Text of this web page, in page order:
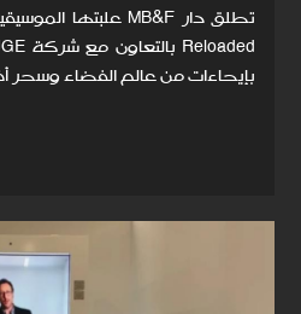
بإيحاءات من عالم الفضاء وسحر